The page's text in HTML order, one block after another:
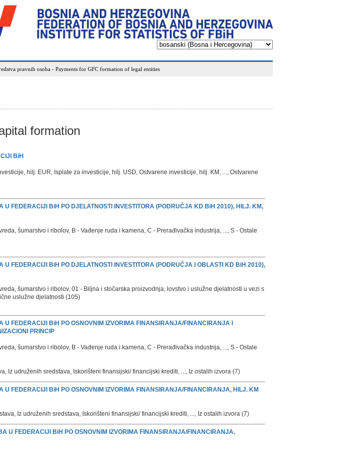
pravnih osoba - Payments for GFC formation of legal entities
formation
BiH
hilj. EUR, Isplate za investicije, hilj. USD, Ostvarene investicije, hilj. KM, ..., Ostvarene
U FEDERACIJI BiH PO DJELATNOSTI INVESTITORA (PODRUČJA KD BiH 2010), HILJ. KM,
šumarstvo i ribolov, B - Vađenje ruda i kamena, C - Prerađivačka industrija, ..., S - Ostale
U FEDERACIJI BiH PO DJELATNOSTI INVESTITORA (PODRUČJA I OBLASTI KD BiH 2010),
šumarstvo i ribolov, 01 - Biljna i stočarska proizvodnja, lovstvo i uslužne djelatnosti u vezi s
uslužne djelatnosti (105)
FEDERACIJI BiH PO OSNOVNIM IZVORIMA FINANSIRANJA/FINANCIRANJA I
PRINCIP
šumarstvo i ribolov, B - Vađenje ruda i kamena, C - Prerađivačka industrija, ..., S - Ostale
Iz udruženih sredstava, Iskorišteni finansijski/ financijski krediti, ..., Iz ostalih izvora (7)
U FEDERACIJI BiH PO OSNOVNIM IZVORIMA FINANSIRANJA/FINANCIRANJA, HILJ. KM
Iz udruženih sredstava, Iskorišteni finansijski/ financijski krediti, ..., Iz ostalih izvora (7)
U FEDERACIJI BiH PO OSNOVNIM IZVORIMA FINANSIRANJA/FINANCIRANJA,